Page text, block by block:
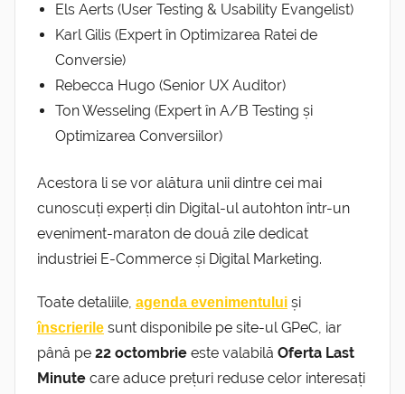
Els Aerts (User Testing & Usability Evangelist)
Karl Gilis (Expert în Optimizarea Ratei de
Conversie)
Rebecca Hugo (Senior UX Auditor)
Ton Wesseling (Expert în A/B Testing și
Optimizarea Conversiilor)
Acestora li se vor alătura unii dintre cei mai
cunoscuți experți din Digital-ul autohton într-un
eveniment-maraton de două zile dedicat
industriei E-Commerce și Digital Marketing.
Toate detaliile, agenda evenimentului și
înscrierile sunt disponibile pe site-ul GPeC, iar
până pe 22 octombrie este valabilă Oferta Last
Minute care aduce prețuri reduse celor interesați